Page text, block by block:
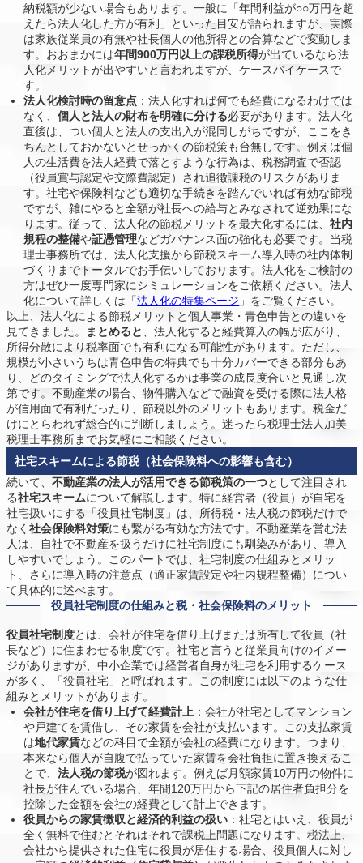
納税額が少ない場合もあります。一般に「年間利益が○○万円を超
えたら法人化した方が有利」といった目安が語られますが、実際
は家族従業員の有無や社長個人の他所得との合算などで変動しま
す。おおまかには年間900万円以上の課税所得が出ているなら法
人化メリットが出やすいと言われますが、ケースバイケースで
す。
法人化検討時の留意点 ：法人化すれば何でも経費になるわけでは
なく、個人と法人の財布を明確に分ける必要があります。法人化
直後は、つい個人と法人の支出入が混同しがちですが、ここをき
ちんとしておかないとせっかくの節税策も台無しです。例えば個
人の生活費を法人経費で落とすような行為は、税務調査で否認
（役員賞与認定や交際費認定）され追徴課税のリスクがありま
す。社宅や保険料なども適切な手続きを踏んでいれば有効な節税
ですが、雑にやると全額が社長への給与とみなされて逆効果にな
ります。従って、法人化の節税メリットを最大化するには、社内
規程の整備や証憑管理などガバナンス面の強化も必要です。当税
理士事務所では、法人化支援から節税スキーム導入時の社内体制
づくりまでトータルでお手伝いしております。法人化をご検討の
方はぜひ一度専門家にシミュレーションをご依頼ください。法人
化について詳しくは「法人化の特集ページ 」をご覧ください。
以上、法人化による節税メリットと個人事業・青色申告との違いを
見てきました。
まとめると
、法人化すると経費算入の幅が広がり、
所得分散により税率面でも有利になる可能性があります。ただし、
規模が小さいうちは青色申告の特典でも十分カバーできる部分もあ
り、どのタイミングで法人化するかは事業の成長度合いと見通し次
第です。不動産業の場合、物件購入などで融資を受ける際に法人格
が信用面で有利だったり、節税以外のメリットもあります。税金だ
けにとらわれず総合的に判断しましょう。迷ったら税理士法人加美
税理士事務所までお気軽にご相談ください。
社宅スキームによる節税（社会保険料への影響も含む）
続いて、 不動産業の法人が活用できる節税策の一つとして注目され
る社宅スキームについて解説します。特に経営者（役員）が自宅を
社宅扱いにする「役員社宅制度」は、所得税・法人税の節税だけで
なく 社会保険料対策にも繋がる有効な方法です。不動産業を営む法
人は、自社で不動産を扱うだけに社宅制度にも馴染みがあり、導入
しやすいでしょう。このパートでは、社宅制度の仕組みとメリッ
ト、さらに導入時の注意点（適正家賃設定や社内規程整備）につい
て具体的に述べます。
役員社宅制度の仕組みと税・社会保険料のメリット
役員社宅制度とは、会社が住宅を借り上げまたは所有して役員（社
長など）に住まわせる制度です。社宅と言うと従業員向けのイメー
ジがありますが、中小企業では経営者自身が社宅を利用するケース
が多く、「役員社宅」と呼ばれます。この制度には以下のような仕
組みとメリットがあります。
会社が住宅を借り上げて経費計上 ：会社が社宅としてマンション
や戸建てを賃借し、その家賃を会社が支払います。この支払家賃
は地代家賃などの科目で全額が会社の経費になります。つまり、
本来なら個人が自腹で払っていた家賃を会社負担に置き換えるこ
とで、法人税の節税が図れます。例えば月額家賃10万円の物件に
社長が住んでいる場合、年間120万円から下記の居住者負担分を
控除した金額を会社の経費として計上できます。
役員からの家賃徴収と経済的利益の扱い ：社宅とはいえ、役員が
全く無料で住むとそれはそれで課税上問題になります。税法上、
会社から提供された住宅に役員が居住する場合、役員個人に対し